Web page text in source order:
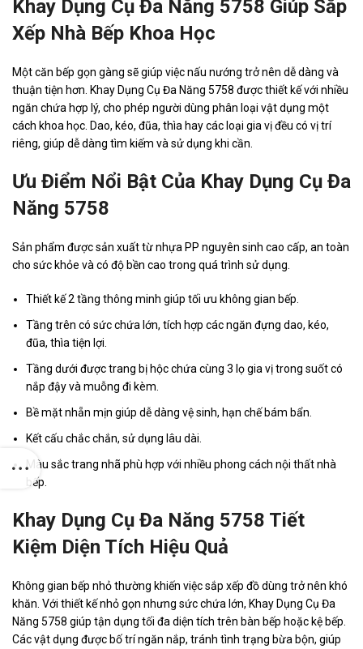
Khay Dụng Cụ Đa Năng 5758 Giúp Sắp
Xếp Nhà Bếp Khoa Học
Một căn bếp gọn gàng sẽ giúp việc nấu nướng trở nên dễ dàng và
thuận tiện hơn. Khay Dụng Cụ Đa Năng 5758 được thiết kế với nhiều
ngăn chứa hợp lý, cho phép người dùng phân loại vật dụng một
cách khoa học. Dao, kéo, đũa, thìa hay các loại gia vị đều có vị trí
riêng, giúp dễ dàng tìm kiếm và sử dụng khi cần.
Ưu Điểm Nổi Bật Của Khay Dụng Cụ Đa
Năng 5758
Sản phẩm được sản xuất từ nhựa PP nguyên sinh cao cấp, an toàn
cho sức khỏe và có độ bền cao trong quá trình sử dụng.
Thiết kế 2 tầng thông minh giúp tối ưu không gian bếp.
Tầng trên có sức chứa lớn, tích hợp các ngăn đựng dao, kéo,
đũa, thìa tiện lợi.
Tầng dưới được trang bị hộc chứa cùng 3 lọ gia vị trong suốt có
nắp đậy và muỗng đi kèm.
Bề mặt nhẵn mịn giúp dễ dàng vệ sinh, hạn chế bám bẩn.
Kết cấu chắc chắn, sử dụng lâu dài.
Màu sắc trang nhã phù hợp với nhiều phong cách nội thất nhà
bếp.
Khay Dụng Cụ Đa Năng 5758 Tiết
Kiệm Diện Tích Hiệu Quả
Không gian bếp nhỏ thường khiến việc sắp xếp đồ dùng trở nên khó
khăn. Với thiết kế nhỏ gọn nhưng sức chứa lớn, Khay Dụng Cụ Đa
Năng 5758 giúp tận dụng tối đa diện tích trên bàn bếp hoặc kệ bếp.
Các vật dụng được bố trí ngăn nắp, tránh tình trạng bừa bộn, giúp